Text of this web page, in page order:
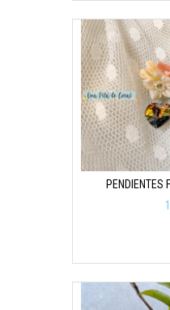
PENDIENTES